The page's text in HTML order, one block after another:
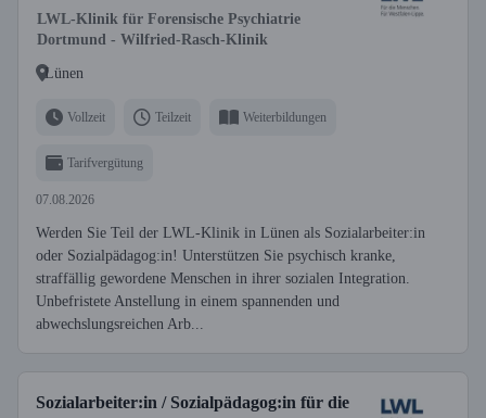
LWL-Klinik für Forensische Psychiatrie
Dortmund - Wilfried-Rasch-Klinik
Lünen
Vollzeit Teilzeit Weiterbildungen
Tarifvergütung
07.08.2026
Werden Sie Teil der LWL-Klinik in Lünen als Sozialarbeiter:in
oder Sozialpädagog:in! Unterstützen Sie psychisch kranke,
straffällig gewordene Menschen in ihrer sozialen Integration.
Unbefristete Anstellung in einem spannenden und
abwechslungsreichen Arb...
Sozialarbeiter:in / Sozialpädagog:in für die